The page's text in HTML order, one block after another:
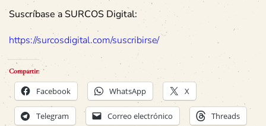
Suscríbase a SURCOS Digital:
https://surcosdigital.com/suscribirse/
Compartir:
Facebook WhatsApp X
Telegram Correo electrónico Threads